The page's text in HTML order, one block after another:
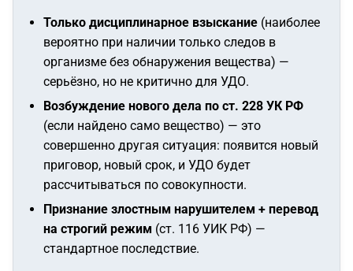
Только дисциплинарное взыскание (наиболее
вероятно при наличии только следов в
организме без обнаружения вещества) —
серьёзно, но не критично для УДО.
Возбуждение нового дела по ст. 228 УК РФ
(если найдено само вещество) — это
совершенно другая ситуация: появится новый
приговор, новый срок, и УДО будет
рассчитываться по совокупности.
Признание злостным нарушителем + перевод
на строгий режим (ст. 116 УИК РФ) —
стандартное последствие.